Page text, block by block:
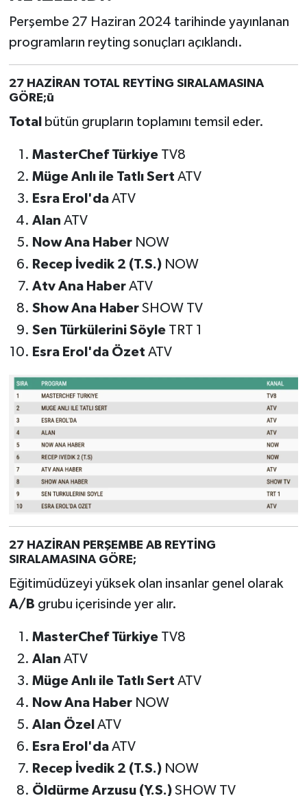
Perşembe 27 Haziran 2024 tarihinde yayınlanan
programların reyting sonuçları açıklandı.
27 HAZİRAN TOTAL REYTİNG SIRALAMASINA
GÖRE;ü
Total bütün grupların toplamını temsil eder.
MasterChef TürkiyeTV8
Müge Anlı ile Tatlı Sert ATV
Esra Erol'daATV
Alan ATV
Now Ana HaberNOW
Recep İvedik 2 (T.S.)NOW
Atv Ana HaberATV
Show Ana HaberSHOW TV
Sen Türkülerini SöyleTRT 1
Esra Erol'da Özet ATV
27 HAZİRAN PERŞEMBE AB REYTİNG
SIRALAMASINA GÖRE;
Eğitimüdüzeyi yüksek olan insanlar genel olarak
A/B grubu içerisinde yer alır.
MasterChef TürkiyeTV8
Alan ATV
Müge Anlı ile Tatlı Sert ATV
Now Ana HaberNOW
Alan Özel ATV
Esra Erol'daATV
Recep İvedik 2 (T.S.)NOW
Öldürme Arzusu (Y.S.)SHOW TV